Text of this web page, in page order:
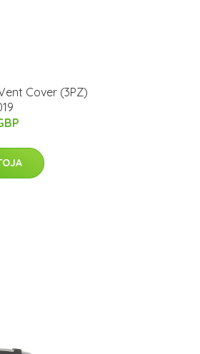
Cover (3PZ)